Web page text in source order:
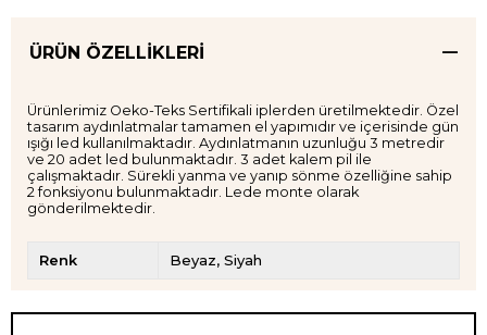
ÜRÜN ÖZELLIKLERI
Ürünlerimiz Oeko-Teks Sertifikali iplerden üretilmektedir. Özel
tasarım aydınlatmalar tamamen el yapımıdır ve içerisinde gün
ışığı led kullanılmaktadır. Aydınlatmanın uzunluğu 3 metredir
ve 20 adet led bulunmaktadır. 3 adet kalem pil ile
çalışmaktadır. Sürekli yanma ve yanıp sönme özelliğine sahip
2 fonksiyonu bulunmaktadır. Lede monte olarak
gönderilmektedir.
Renk Beyaz Siyah